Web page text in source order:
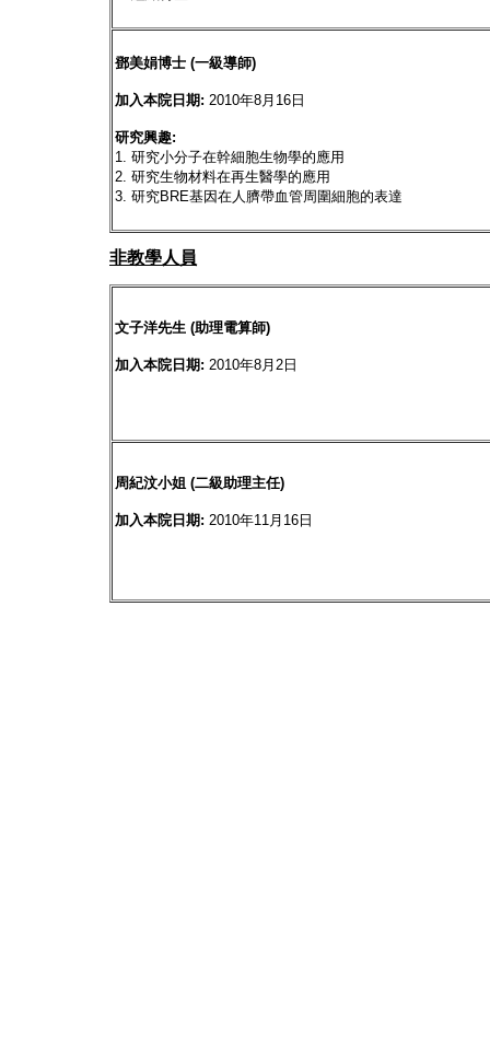
鄧美娟博士 (一級導師)
加入本院日期: 2010年8月16日
研究興趣:
1. 研究小分子在幹細胞生物學的應用
2. 研究生物材料在再生醫學的應用
3. 研究BRE基因在人臍帶血管周圍細胞的表達
非教學人員
文子洋先生 (助理電算師)
加入本院日期: 2010年8月2日
周紀汶小姐 (二級助理主任)
加入本院日期: 2010年11月16日